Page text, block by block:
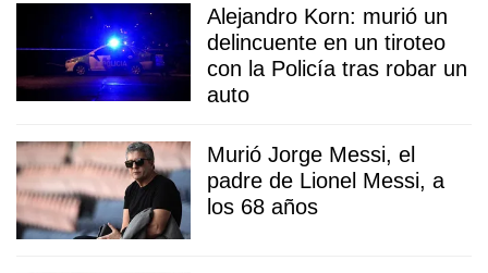
Alejandro Korn: murió un
delincuente en un tiroteo
con la Policía tras robar un
auto
Murió Jorge Messi, el
padre de Lionel Messi, a
los 68 años